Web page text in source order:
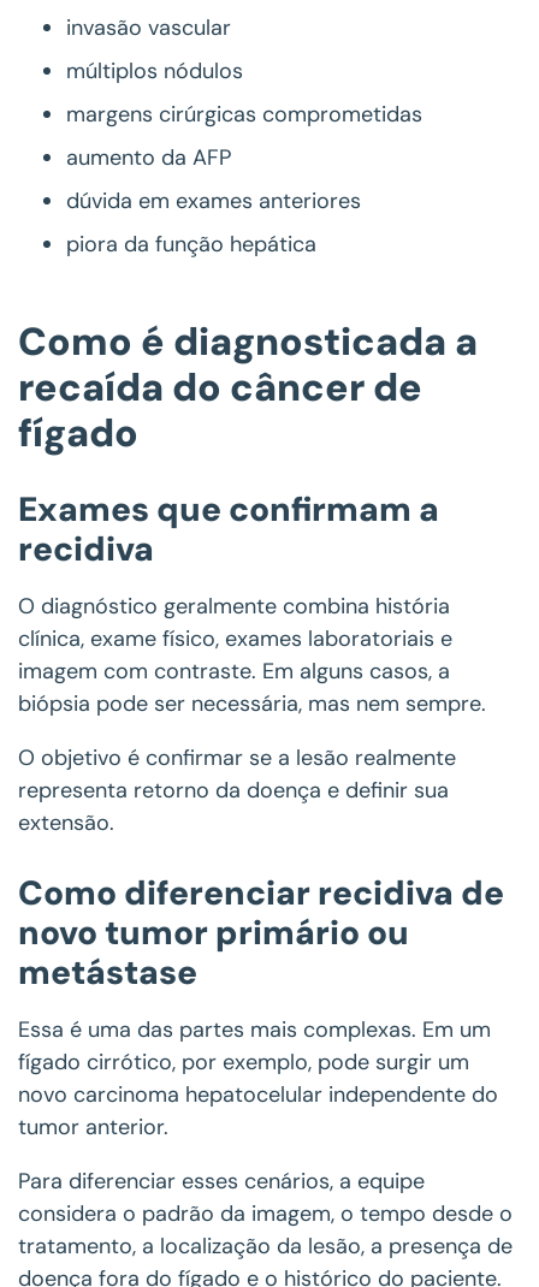
invasão vascular
múltiplos nódulos
margens cirúrgicas comprometidas
aumento da AFP
dúvida em exames anteriores
piora da função hepática
Como é diagnosticada a
recaída do câncer de
fígado
Exames que confirmam a
recidiva
O diagnóstico geralmente combina história
clínica, exame físico, exames laboratoriais e
imagem com contraste. Em alguns casos, a
biópsia pode ser necessária, mas nem sempre.
O objetivo é confirmar se a lesão realmente
representa retorno da doença e definir sua
extensão.
Como diferenciar recidiva de
novo tumor primário ou
metástase
Essa é uma das partes mais complexas. Em um
fígado cirrótico, por exemplo, pode surgir um
novo carcinoma hepatocelular independente do
tumor anterior.
Para diferenciar esses cenários, a equipe
considera o padrão da imagem, o tempo desde o
tratamento, a localização da lesão, a presença de
doença fora do fígado e o histórico do paciente.